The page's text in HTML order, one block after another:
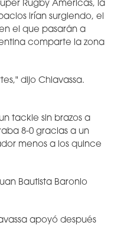
Rugby Américas, la
irían surgiendo, el
el que pasarán a
comparte la zona
dijo Chiavassa.
tackle sin brazos a
8-0 gracias a un
menos a los quince
Bautista Baronio
apoyó después